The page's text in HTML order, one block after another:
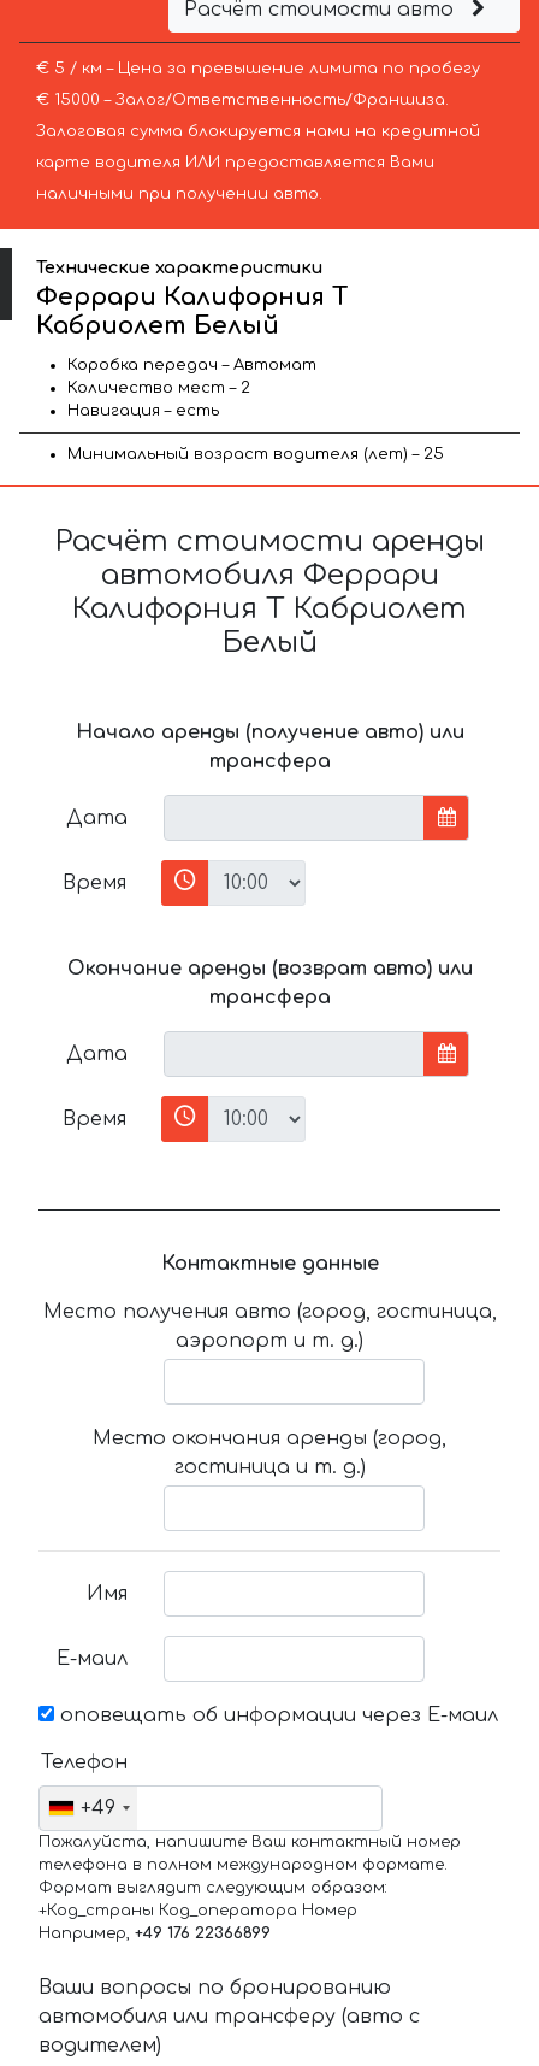
Расчёт стоимости авто
€ 5 / км – Цена за превышение лимита по пробегу
€ 15000 – Залог/Ответственность/Франшиза.
Залоговая сумма блокируется нами на кредитной
карте водителя ИЛИ предоставляется Вами
наличными при получении авто.
Технические характеристики
Феррари Калифорния Т
Кабриолет Белый
Коробка передач – Автомат
Количество мест – 2
Навигация – есть
Минимальный возраст водителя (лет) – 25
Расчёт стоимости аренды
автомобиля Феррари
Калифорния Т Кабриолет
Белый
Начало аренды (получение авто) или
трансфера
Дата
Время
Окончание аренды (возврат авто) или
трансфера
Дата
Время
Контактные данные
Место получения авто (город, гостиница,
аэропорт и т. д.)
Место окончания аренды (город,
гостиница и т. д.)
Имя
Е-маил
оповещать об информации через Е-маил
Телефон
+49
Пожалуйста, напишите Ваш контактный номер
телефона в полном международном формате.
Формат выглядит следующим образом:
+Код_страны Код_оператора Номер
Например, +49 176 22366899
Ваши вопросы по бронированию
автомобиля или трансферу (авто с
водителем)